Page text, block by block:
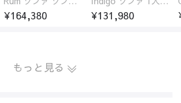
¥164,380 ¥131,980
もっと見る